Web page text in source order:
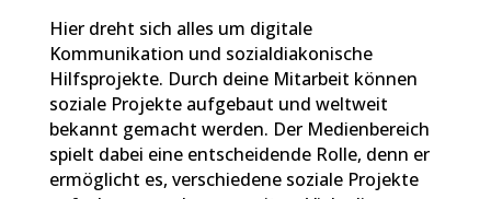
Hier dreht sich alles um digitale
Kommunikation und sozialdiakonische
Hilfsprojekte. Durch deine Mitarbeit können
soziale Projekte aufgebaut und weltweit
bekannt gemacht werden. Der Medienbereich
spielt dabei eine entscheidende Rolle, denn er
ermöglicht es, verschiedene soziale Projekte